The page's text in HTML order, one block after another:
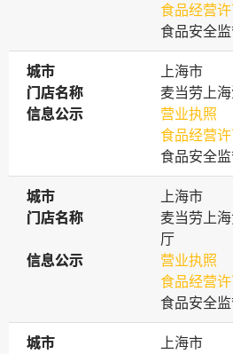
食品经营
食品安全
城市
城市
上海市
门店名称
门店名称
麦当劳上
信息公示
信息公示
营业执照
食品经营
食品安全
城市
城市
上海市
门店名称
门店名称
麦当劳上
厅
信息公示
信息公示
营业执照
食品经营
食品安全
城市
城市
上海市